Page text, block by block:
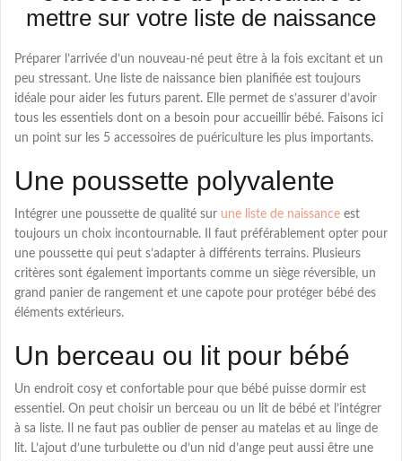
mettre sur votre liste de naissance
Préparer l’arrivée d’un nouveau-né peut être à la fois excitant et un
peu stressant. Une liste de naissance bien planifiée est toujours
idéale pour aider les futurs parent. Elle permet de s’assurer d’avoir
tous les essentiels dont on a besoin pour accueillir bébé. Faisons ici
un point sur les 5 accessoires de puériculture les plus importants.
Une poussette polyvalente
Intégrer une poussette de qualité sur une liste de naissance est
toujours un choix incontournable. Il faut préférablement opter pour
une poussette qui peut s’adapter à différents terrains. Plusieurs
critères sont également importants comme un siège réversible, un
grand panier de rangement et une capote pour protéger bébé des
éléments extérieurs.
Un berceau ou lit pour bébé
Un endroit cosy et confortable pour que bébé puisse dormir est
essentiel. On peut choisir un berceau ou un lit de bébé et l’intégrer
à sa liste. Il ne faut pas oublier de penser au matelas et au linge de
lit. L’ajout d’une turbulette ou d’un nid d’ange peut aussi être une